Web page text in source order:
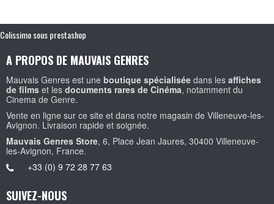
Colissimo sous prestashop
A PROPOS DE MAUVAIS GENRES
Mauvais Genres est une boutique spécialisée dans les affiches
de films et les documents rares de Cinéma, notamment du
Cinema de Genre.
Vente en ligne sur ce site et dans notre magasin de Villeneuve-les-
Avignon. Livraison rapide et soignée.
Mauvais Genres Store, 6, Place Jean Jaures, 30400 Villeneuve-
les-Avignon, France.
+33 (0) 9 72 28 77 63
SUIVEZ-NOUS